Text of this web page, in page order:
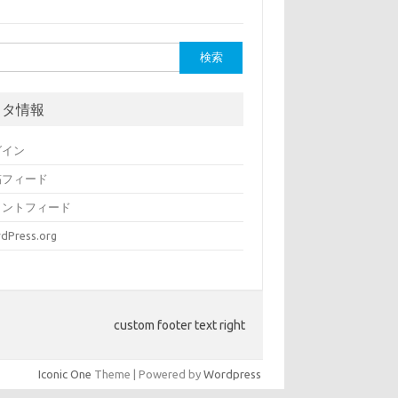
タ情報
イン
ィード
ントフィード
custom footer text right
Iconic One Theme | Powered by Wordpress